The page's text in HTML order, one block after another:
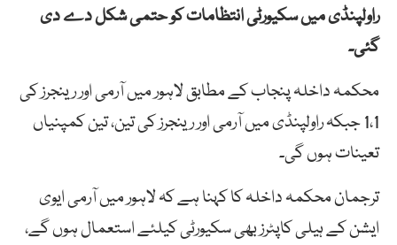
راولپنڈی میں سکیورٹی انتظامات کو حتمی شکل دے دی
گئی۔
محکمہ داخلہ پنجاب کے مطابق لاہور میں آرمی اور رینجرز کی
1،1 جبکہ راولپنڈی میں آرمی اور رینجرز کی تین، تین کمپنیاں
تعینات ہوں گی۔
ترجمان محکمہ داخلہ کا کہنا ہے کہ لاہور میں آرمی ایوی
ایشن کے ہیلی کاپٹرز بھی سکیورٹی کیلئے استعمال ہوں گے،